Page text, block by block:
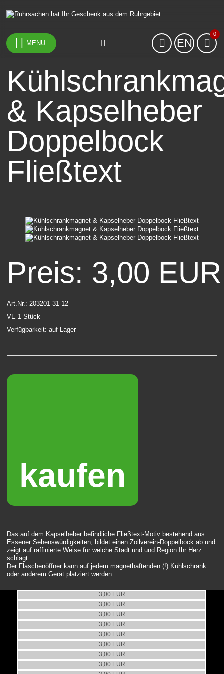
MENU EN
0
& Kapselheber
Doppelbock
Fließtext
Preis: 3,00 EUR
Art.Nr.: 203201-31-12
VE 1 Stück
Verfügbarkeit: auf Lager
kaufen
Das auf dem Kapselheber befindliche Fließtext-Motiv bestehend aus
Essener Sehenswürdigkeiten, bildet einen Zollverein-Doppelbock ab und
zeigt auf raffinierte Weise für welche Stadt und und Region Ihr Herz
schlägt.
Der Flaschenöffner kann auf jedem magnethaftenden (!) Kühlschrank
oder anderem Gerät platziert werden.
3,00 EUR
Kühlschrankmagnet & Flaschenöffner, "Glück auf!"
3,00 EUR
Kühlschrankmagnet & Kapselheber - Südtribüne
3,00 EUR
3,00 EUR
3,00 EUR
Kühlschrankmagnet & Kapselheber Doppelbock Essen
3,00 EUR
Kühlschrankmagnet & Kapselheber Doppelbock Fließtext
3,00 EUR
ZV Kühlschrankmagnet & Kapselheber, Doppelbock schwarz/rot
3,00 EUR
ZV Kühlschrankmagnet & Kapselheber, Doppelbock schwarz/weiß